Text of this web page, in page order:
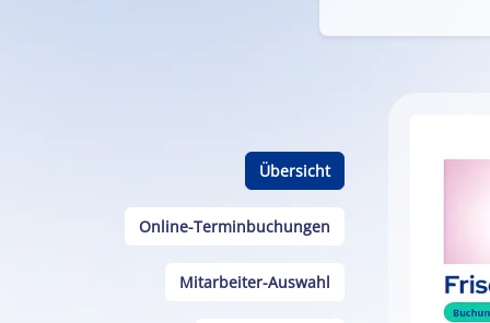
Übersicht
Online-Terminbuchungen
Mitarbeiter-Auswahl